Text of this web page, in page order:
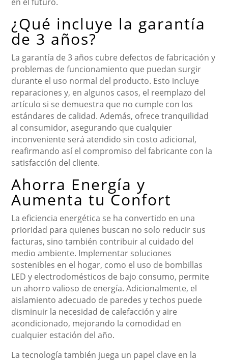
¿Qué incluye la garantía
de 3 años?
La garantía de 3 años cubre defectos de fabricación y
problemas de funcionamiento que puedan surgir
durante el uso normal del producto. Esto incluye
reparaciones y, en algunos casos, el reemplazo del
artículo si se demuestra que no cumple con los
estándares de calidad. Además, ofrece tranquilidad
al consumidor, asegurando que cualquier
inconveniente será atendido sin costo adicional,
reafirmando así el compromiso del fabricante con la
satisfacción del cliente.
Ahorra Energía y
Aumenta tu Confort
La eficiencia energética se ha convertido en una
prioridad para quienes buscan no solo reducir sus
facturas, sino también contribuir al cuidado del
medio ambiente. Implementar soluciones
sostenibles en el hogar, como el uso de bombillas
LED y electrodomésticos de bajo consumo, permite
un ahorro valioso de energía. Adicionalmente, el
aislamiento adecuado de paredes y techos puede
disminuir la necesidad de calefacción y aire
acondicionado, mejorando la comodidad en
cualquier estación del año.
La tecnología también juega un papel clave en la